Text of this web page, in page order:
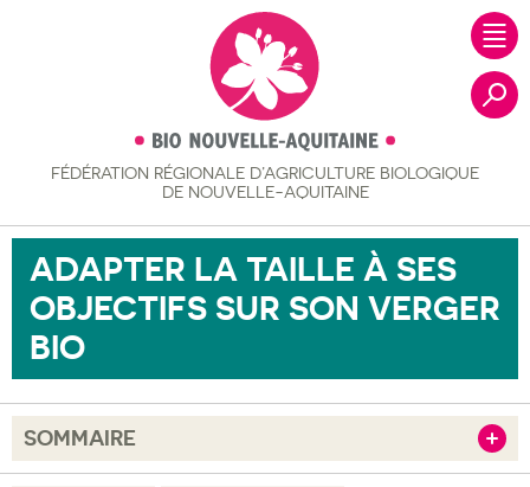
FÉDÉRATION RÉGIONALE D’AGRICULTURE BIOLOGIQUE
DE NOUVELLE-AQUITAINE
ADAPTER LA TAILLE À SES
OBJECTIFS SUR SON VERGER
BIO
SOMMAIRE